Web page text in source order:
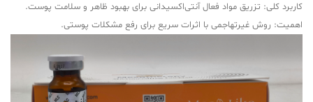
کاربرد کلی: تزریق مواد فعال آنتی‌اکسیدانی برای بهبود ظاهر و سلامت پوست.
اهمیت: روش غیرتهاجمی با اثرات سریع برای رفع مشکلات پوستی.